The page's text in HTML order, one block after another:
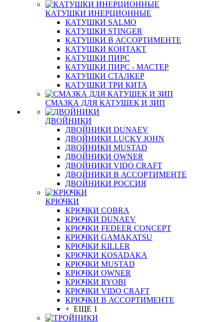
КАТУШКИ ИНЕРЦИОННЫЕ
КАТУШКИ SALMO
КАТУШКИ STINGER
КАТУШКИ В АССОРТИМЕНТЕ
КАТУШКИ КОНТАКТ
КАТУШКИ ПИРС
КАТУШКИ ПИРС - МАСТЕР
КАТУШКИ СТАЛКЕР
КАТУШКИ ТРИ КИТА
СМАЗКА ДЛЯ КАТУШЕК И ЗИП
ДВОЙНИКИ
ДВОЙНИКИ DUNAEV
ДВОЙНИКИ LUCKY JOHN
ДВОЙНИКИ MUSTAD
ДВОЙНИКИ OWNER
ДВОЙНИКИ VIDO CRAFT
ДВОЙНИКИ В АССОРТИМЕНТЕ
ДВОЙНИКИ РОССИЯ
КРЮЧКИ
КРЮЧКИ COBRA
КРЮЧКИ DUNAEV
КРЮЧКИ FEDEER CONCEPT
КРЮЧКИ GAMAKATSU
КРЮЧКИ KILLER
КРЮЧКИ KOSADAKA
КРЮЧКИ MUSTAD
КРЮЧКИ OWNER
КРЮЧКИ RYOBI
КРЮЧКИ VIDO CRAFT
КРЮЧКИ В АССОРТИМЕНТЕ
+ ЕЩЕ 1